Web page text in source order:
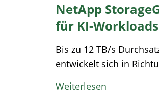
NetApp
für KI-
Bis zu 12 TB/s
entwickelt sich in
Weiterlesen